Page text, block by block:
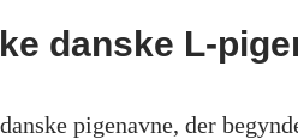
danske L-
pigenavne, der